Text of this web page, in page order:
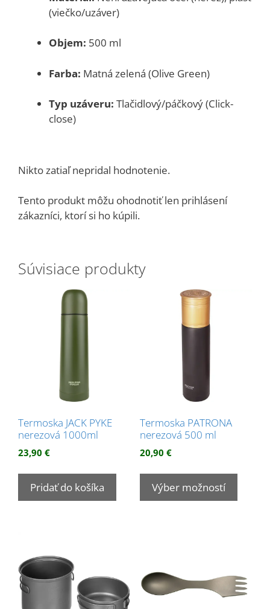
(viečko/uzáver)
Objem: 500 ml
Farba: Matná zelená (Olive Green)
Typ uzáveru: Tlačidlový/páčkový (Click-
close)
Nikto zatiaľ nepridal hodnotenie.
Tento produkt môžu ohodnotiť len prihlásení
zákazníci, ktorí si ho kúpili.
Súvisiace produkty
Termoska JACK PYKE
nerezová 1000ml
23,90 €
Pridať do košíka
Termoska PATRONA
nerezová 500 ml
20,90 €
Výber možností
Tento
má
vybrať